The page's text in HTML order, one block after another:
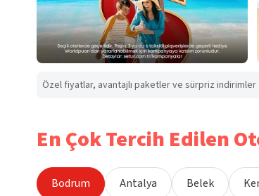
Özel fiyatlar, avantajlı paketler ve sürpriz indirimler
En Çok Tercih Edilen
Bodrum Antalya Belek